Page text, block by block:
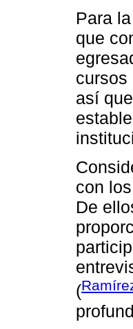
Para
que
cursos
así
con
De
(